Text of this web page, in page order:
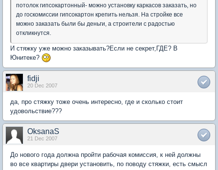
потолок гипсокартонный- можно установку каркасов заказать, но
до госкомиссии гипсокартон крепить нельзя. На стройке все
можно заказать были бы деньги, а строители с радостью
откликнутся.
И стяжку уже можно заказывать?Если не секрет,ГДЕ? В
Юнитеке?
fidji
20 Dec 2007
да, про стяжку тоже очень интересно, где и сколько стоит
удовольствие???
OksanaS
21 Dec 2007
До нового года должна пройти рабочая комиссия, к ней должны
во все квартиры двери установить, по поводу стяжки, есть смысл